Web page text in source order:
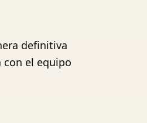
definitiva
el equipo